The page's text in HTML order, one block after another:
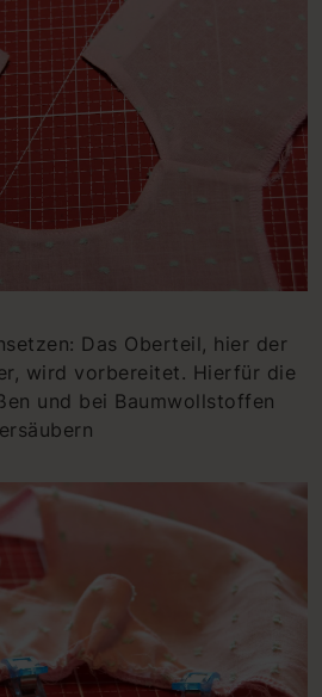
Das Oberteil, hier der
wird vorbereitet. Hierfür die
und bei Baumwollstoffen